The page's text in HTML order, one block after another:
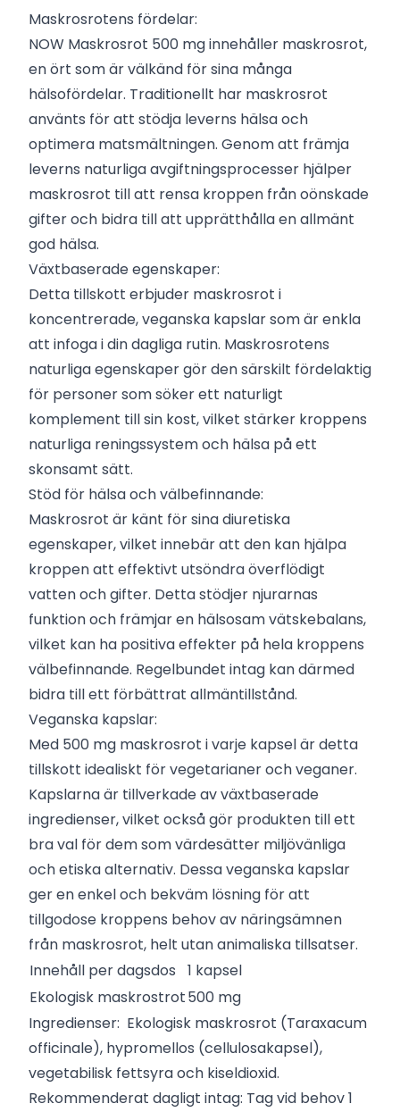
Maskrosrotens fördelar:
NOW Maskrosrot 500 mg innehåller maskrosrot,
en ört som är välkänd för sina många
hälsofördelar. Traditionellt har maskrosrot
använts för att stödja leverns hälsa och
optimera matsmältningen. Genom att främja
leverns naturliga avgiftningsprocesser hjälper
maskrosrot till att rensa kroppen från oönskade
gifter och bidra till att upprätthålla en allmänt
god hälsa.
Växtbaserade egenskaper:
Detta tillskott erbjuder maskrosrot i
koncentrerade, veganska kapslar som är enkla
att infoga i din dagliga rutin. Maskrosrotens
naturliga egenskaper gör den särskilt fördelaktig
för personer som söker ett naturligt
komplement till sin kost, vilket stärker kroppens
naturliga reningssystem och hälsa på ett
skonsamt sätt.
Stöd för hälsa och välbefinnande:
Maskrosrot är känt för sina diuretiska
egenskaper, vilket innebär att den kan hjälpa
kroppen att effektivt utsöndra överflödigt
vatten och gifter. Detta stödjer njurarnas
funktion och främjar en hälsosam vätskebalans,
vilket kan ha positiva effekter på hela kroppens
välbefinnande. Regelbundet intag kan därmed
bidra till ett förbättrat allmäntillstånd.
Veganska kapslar:
Med 500 mg maskrosrot i varje kapsel är detta
tillskott idealiskt för vegetarianer och veganer.
Kapslarna är tillverkade av växtbaserade
ingredienser, vilket också gör produkten till ett
bra val för dem som värdesätter miljövänliga
och etiska alternativ. Dessa veganska kapslar
ger en enkel och bekväm lösning för att
tillgodose kroppens behov av näringsämnen
från maskrosrot, helt utan animaliska tillsatser.
Innehåll per dagsdos
1 kapsel
Ekologisk maskrostrot500 mg
Ingredienser: Ekologisk maskrosrot (Taraxacum
officinale), hypromellos (cellulosakapsel),
vegetabilisk fettsyra och kiseldioxid.
Rekommenderat dagligt intag: Tag vid behov 1